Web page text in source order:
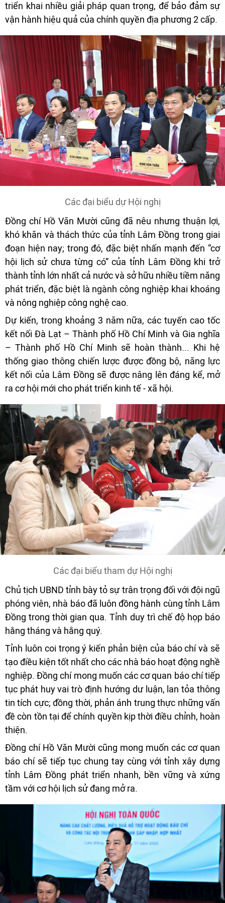
triển khai nhiều giải pháp quan trọng, để bảo đảm sự
vận hành hiệu quả của chính quyền địa phương 2 cấp.
Các đại biểu dự Hội nghị
Đồng chí Hồ Văn Mười cũng đã nêu nhưng thuận lợi,
khó khăn và thách thức của tỉnh Lâm Đồng trong giai
đoạn hiện nay; trong đó, đặc biệt nhấn mạnh đến “cơ
hội lịch sử chưa từng có” của tỉnh Lâm Đồng khi trở
thành tỉnh lớn nhất cả nước và sở hữu nhiều tiềm năng
phát triển, đặc biệt là ngành công nghiệp khai khoáng
và nông nghiệp công nghệ cao.
Dự kiến, trong khoảng 3 năm nữa, các tuyến cao tốc
kết nối Đà Lạt – Thành phố Hồ Chí Minh và Gia nghĩa
– Thành phố Hồ Chí Minh sẽ hoàn thành... Khi hệ
thống giao thông chiến lược được đồng bộ, năng lực
kết nối của Lâm Đồng sẽ được nâng lên đáng kể, mở
ra cơ hội mới cho phát triển kinh tế - xã hội.
Các đại biểu tham dự Hội nghị
Chủ tịch UBND tỉnh bày tỏ sự trân trọng đối với đội ngũ
phóng viên, nhà báo đã luôn đồng hành cùng tỉnh Lâm
Đồng trong thời gian qua. Tỉnh duy trì chế độ họp báo
hằng tháng và hằng quý.
Tỉnh luôn coi trọng ý kiến phản biện của báo chí và sẽ
tạo điều kiện tốt nhất cho các nhà báo hoạt động nghề
nghiệp. Đồng chí mong muốn các cơ quan báo chí tiếp
tục phát huy vai trò định hướng dư luận, lan tỏa thông
tin tích cực; đồng thời, phản ánh trung thực những vấn
đề còn tồn tại để chính quyền kịp thời điều chỉnh, hoàn
thiện.
Đồng chí Hồ Văn Mười cũng mong muốn các cơ quan
báo chí sẽ tiếp tục chung tay cùng với tỉnh xây dựng
tỉnh Lâm Đồng phát triển nhanh, bền vững và xứng
tầm với cơ hội lịch sử đang mở ra.